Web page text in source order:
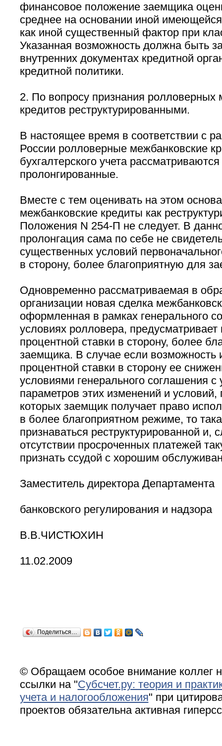
финансовое положение заемщика
среднее на основании иной
как иной существенный фактор при
Указанная возможность должна быть
внутренних документах кредитной
кредитной политики.
2. По вопросу признания ролловерных
кредитов реструктурированными.
В настоящее время в соответствии с
России ролловерные межбанковские
бухгалтерского учета рассматриваются
пролонгированные.
Вместе с тем оценивать на этом
межбанковские кредиты как
Положения N 254-П не следует. В
пролонгация сама по себе не
существенных условий
в сторону, более благоприятную для
Одновременно рассматриваемая в
организации новая сделка
оформленная в рамках генерального
условиях ролловера, предусматривает
процентной ставки в сторону, более
заемщика. В случае если возможность
процентной ставки в сторону ее
условиями генерального соглашения с
параметров этих изменений и условий,
которых заемщик получает право
в более благоприятном режиме, то
признаваться реструктурированной и,
отсутствии просроченных платежей
признать ссудой с хорошим
Заместитель директора Департамента
банковского регулирования и надзора
В.В.ЧИСТЮХИН
11.02.2009
Поделиться…
© Обращаем особое внимание коллег
ссылки на "Субсчет.ру: теория и
учета и налогообложения" при
проектов обязательна активная